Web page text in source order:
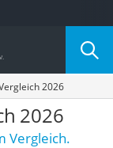
2026
2026
Vergleich.